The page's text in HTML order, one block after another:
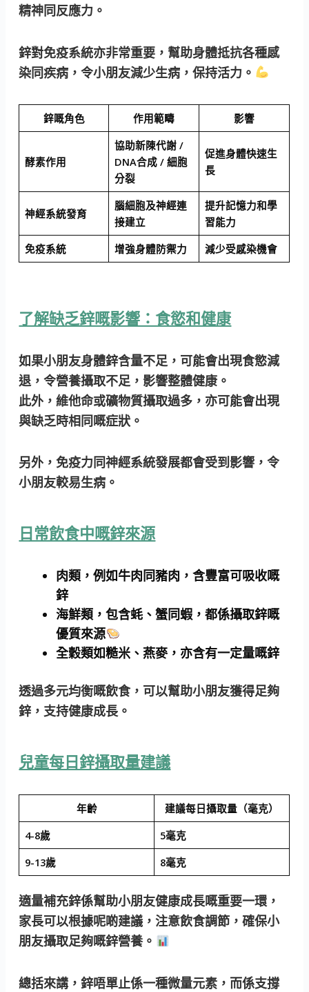
精神同反應力。
鋅對免疫系統亦非常重要，幫助身體抵抗各種感
染同疾病，令小朋友減少生病，保持活力。
鋅嘅角色 作用範疇 影響
酵素作用
協助新陳代謝 /
DNA合成 / 細胞
分裂
促進身體快速生
長
神經系統發育
腦細胞及神經連
接建立
提升記憶力和學
習能力
免疫系統
增強身體防禦力 減少受感染機會
了解缺乏鋅嘅影響：食慾和健康
如果小朋友身體鋅含量不足，可能會出現食慾減
退，令營養攝取不足，影響整體健康。
此外，維他命或礦物質攝取過多，亦可能會出現
與缺乏時相同嘅症狀。
另外，免疫力同神經系統發展都會受到影響，令
小朋友較易生病。
日常飲食中嘅鋅來源
肉類，例如牛肉同豬肉，含豐富可吸收嘅
鋅
海鮮類，包含蚝、蟹同蝦，都係攝取鋅嘅
優質來源
全穀類如糙米、燕麥，亦含有一定量嘅鋅
透過多元均衡嘅飲食，可以幫助小朋友獲得足夠
鋅，支持健康成長。
兒童每日鋅攝取量建議
年齡
建議每日攝取量（毫克）
4-8歲
5毫克
9-13歲
8毫克
適量補充鋅係幫助小朋友健康成長嘅重要一環，
家長可以根據呢啲建議，注意飲食調節，確保小
朋友攝取足夠嘅鋅營養。
總括來講，鋅唔單止係一種微量元素，而係支撐